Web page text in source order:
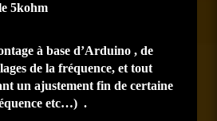
5kohm
à base d’Arduino , de
de la fréquence, et tout
un ajustement fin de certaine
etc…) .